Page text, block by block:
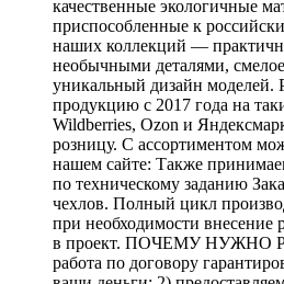
качественные экологичные
приспособленные к
наших коллекций —
необычными деталями,
уникальный дизайн моделей.
продукцию с 2017 года на
Wildberries, Ozon и
розницу. С ассортиментом
нашем сайте: Также
по техническому заданию
чехлов. Полный цикл
при необходимости внесение
в проект. ПОЧЕМУ НУЖНО
работа по договору